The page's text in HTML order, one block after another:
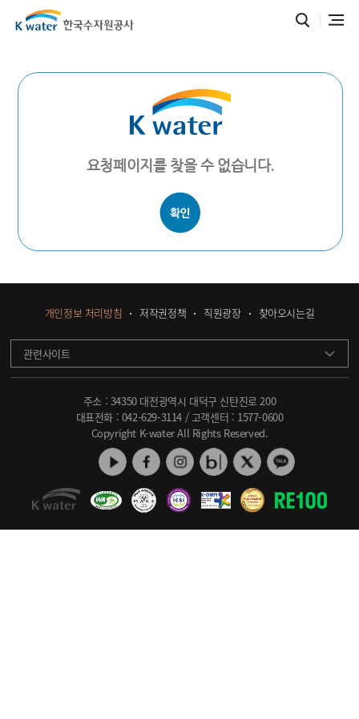
요청페이지를 찾을 수 없습니다.
개인정보 처리방침 저작권정책 직원광장 찾아오시는길
관련사이트
주소 : 34350 대전광역시 대덕구 신탄진로 200
대표전화 : 042-629-3114 / 고객센터 : 1577-0600
Copyright K-water All Rights Reserved.